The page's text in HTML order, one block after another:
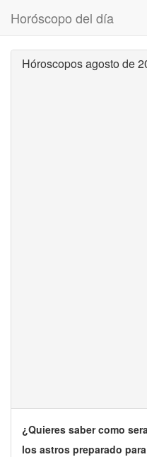
Horóscopo del día
Hóroscopos agosto de
¿Quieres saber como
los astros preparado